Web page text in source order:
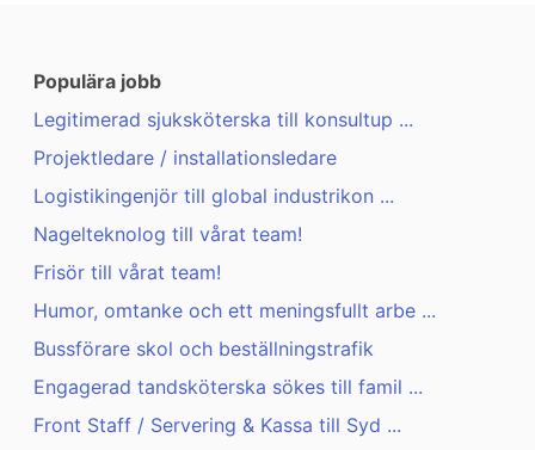
Populära jobb
Legitimerad sjuksköterska till konsultup ...
Projektledare / installationsledare
Logistikingenjör till global industrikon ...
Nagelteknolog till vårat team!
Frisör till vårat team!
Humor, omtanke och ett meningsfullt arbe ...
Bussförare skol och beställningstrafik
Engagerad tandsköterska sökes till famil ...
Front Staff / Servering & Kassa till Syd ...